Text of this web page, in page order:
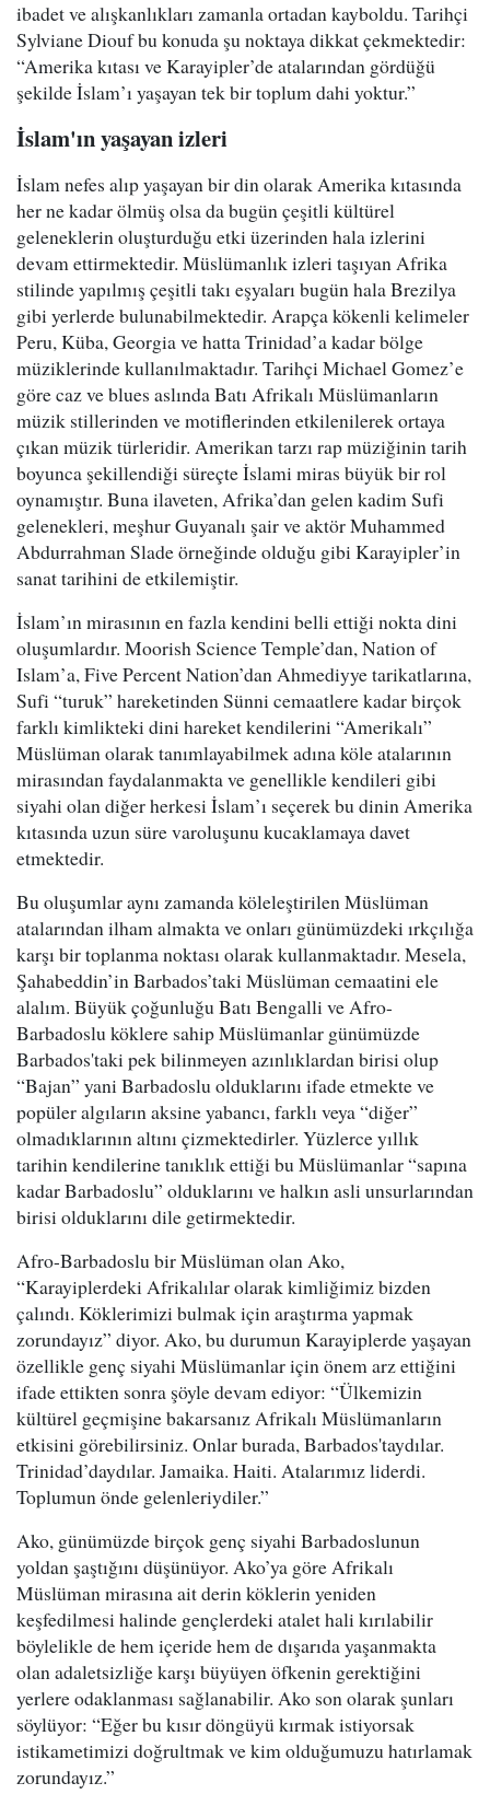
ibadet ve alışkanlıkları zamanla ortadan kayboldu. Tarihçi
Sylviane Diouf bu konuda şu noktaya dikkat çekmektedir:
“Amerika kıtası ve Karayipler’de atalarından gördüğü
şekilde İslam’ı yaşayan tek bir toplum dahi yoktur.”
İslam'ın yaşayan izleri
İslam nefes alıp yaşayan bir din olarak Amerika kıtasında
her ne kadar ölmüş olsa da bugün çeşitli kültürel
geleneklerin oluşturduğu etki üzerinden hala izlerini
devam ettirmektedir. Müslümanlık izleri taşıyan Afrika
stilinde yapılmış çeşitli takı eşyaları bugün hala Brezilya
gibi yerlerde bulunabilmektedir. Arapça kökenli kelimeler
Peru, Küba, Georgia ve hatta Trinidad’a kadar bölge
müziklerinde kullanılmaktadır. Tarihçi Michael Gomez’e
göre caz ve blues aslında Batı Afrikalı Müslümanların
müzik stillerinden ve motiflerinden etkilenilerek ortaya
çıkan müzik türleridir. Amerikan tarzı rap müziğinin tarih
boyunca şekillendiği süreçte İslami miras büyük bir rol
oynamıştır. Buna ilaveten, Afrika’dan gelen kadim Sufi
gelenekleri, meşhur Guyanalı şair ve aktör Muhammed
Abdurrahman Slade örneğinde olduğu gibi Karayipler’in
sanat tarihini de etkilemiştir.
İslam’ın mirasının en fazla kendini belli ettiği nokta dini
oluşumlardır. Moorish Science Temple’dan, Nation of
Islam’a, Five Percent Nation’dan Ahmediyye tarikatlarına,
Sufi “turuk” hareketinden Sünni cemaatlere kadar birçok
farklı kimlikteki dini hareket kendilerini “Amerikalı”
Müslüman olarak tanımlayabilmek adına köle atalarının
mirasından faydalanmakta ve genellikle kendileri gibi
siyahi olan diğer herkesi İslam’ı seçerek bu dinin Amerika
kıtasında uzun süre varoluşunu kucaklamaya davet
etmektedir.
Bu oluşumlar aynı zamanda köleleştirilen Müslüman
atalarından ilham almakta ve onları günümüzdeki ırkçılığa
karşı bir toplanma noktası olarak kullanmaktadır. Mesela,
Şahabeddin’in Barbados’taki Müslüman cemaatini ele
alalım. Büyük çoğunluğu Batı Bengalli ve Afro-
Barbadoslu köklere sahip Müslümanlar günümüzde
Barbados'taki pek bilinmeyen azınlıklardan birisi olup
“Bajan” yani Barbadoslu olduklarını ifade etmekte ve
popüler algıların aksine yabancı, farklı veya “diğer”
olmadıklarının altını çizmektedirler. Yüzlerce yıllık
tarihin kendilerine tanıklık ettiği bu Müslümanlar “sapına
kadar Barbadoslu” olduklarını ve halkın asli unsurlarından
birisi olduklarını dile getirmektedir.
Afro-Barbadoslu bir Müslüman olan Ako,
“Karayiplerdeki Afrikalılar olarak kimliğimiz bizden
çalındı. Köklerimizi bulmak için araştırma yapmak
zorundayız” diyor. Ako, bu durumun Karayiplerde yaşayan
özellikle genç siyahi Müslümanlar için önem arz ettiğini
ifade ettikten sonra şöyle devam ediyor: “Ülkemizin
kültürel geçmişine bakarsanız Afrikalı Müslümanların
etkisini görebilirsiniz. Onlar burada, Barbados'taydılar.
Trinidad’daydılar. Jamaika. Haiti. Atalarımız liderdi.
Toplumun önde gelenleriydiler.”
Ako, günümüzde birçok genç siyahi Barbadoslunun
yoldan şaştığını düşünüyor. Ako’ya göre Afrikalı
Müslüman mirasına ait derin köklerin yeniden
keşfedilmesi halinde gençlerdeki atalet hali kırılabilir
böylelikle de hem içeride hem de dışarıda yaşanmakta
olan adaletsizliğe karşı büyüyen öfkenin gerektiğini
yerlere odaklanması sağlanabilir. Ako son olarak şunları
söylüyor: “Eğer bu kısır döngüyü kırmak istiyorsak
istikametimizi doğrultmak ve kim olduğumuzu hatırlamak
zorundayız.”